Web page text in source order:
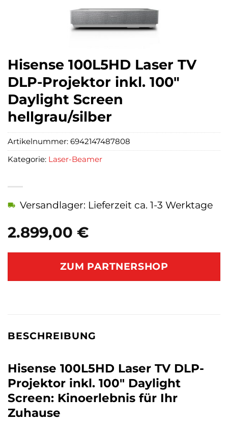
Hisense 100L5HD Laser TV
DLP-Projektor inkl. 100″
Daylight Screen
hellgrau/silber
2.899,00 €
Versandlager: Lieferzeit ca. 1-3 Werktage
ZUM PARTNERSHOP
Artikelnummer: 6942147487808
Kategorie: Laser-Beamer
BESCHREIBUNG
Hisense 100L5HD Laser TV DLP-
Projektor inkl. 100″ Daylight
Screen: Kinoerlebnis für Ihr
Zuhause